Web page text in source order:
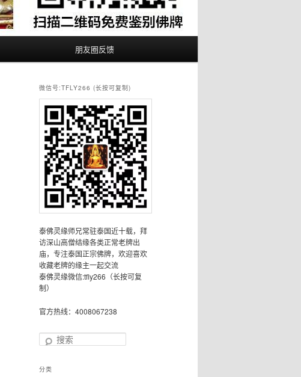
朋友圈反馈
微信号:TFLY266 (长按可复制)
泰佛灵缘师兄常驻泰国近十载，拜
访深山高僧结缘各类正常老牌出
庙，专注泰国正宗佛牌，欢迎喜欢
收藏老牌的缘主一起交流
泰佛灵缘微信:tfly266（长按可复
制）
官方热线：4008067238
搜
分类